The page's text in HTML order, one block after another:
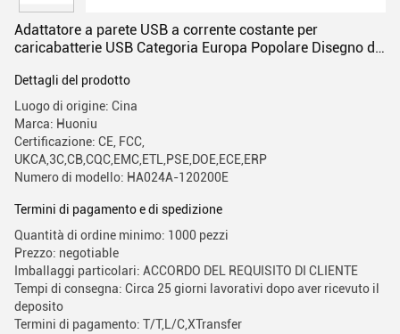
Adattatore a parete USB a corrente costante per
caricabatterie USB Categoria Europa Popolare Disegno di
Dettagli del prodotto
Luogo di origine: Cina
Marca: Huoniu
Certificazione: CE, FCC,
UKCA,3C,CB,CQC,EMC,ETL,PSE,DOE,ECE,ERP
Numero di modello: HA024A-120200E
Termini di pagamento e di spedizione
Quantità di ordine minimo: 1000 pezzi
Prezzo: negotiable
Imballaggi particolari: ACCORDO DEL REQUISITO DI CLIENTE
Tempi di consegna: Circa 25 giorni lavorativi dopo aver ricevuto il
deposito
Termini di pagamento: T/T,L/C,XTransfer